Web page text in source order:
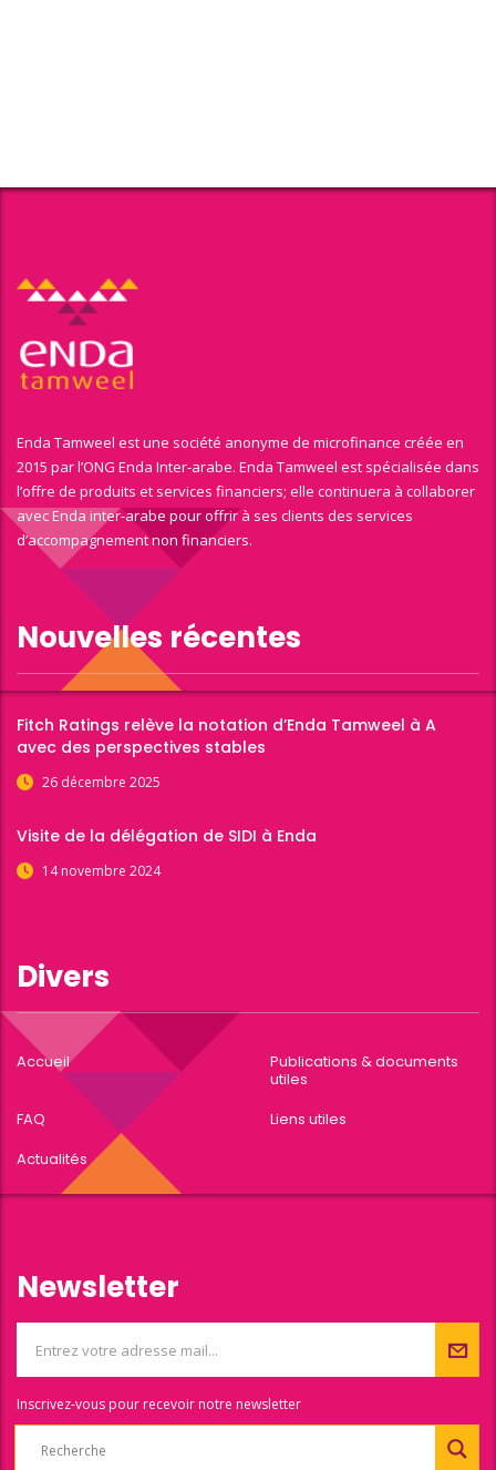
Enda Tamweel est une société anonyme de microfinance créée en
2015 par l’ONG Enda Inter-arabe. Enda Tamweel est spécialisée dans
l’offre de produits et services financiers; elle continuera à collaborer
avec Enda inter-arabe pour offrir à ses clients des services
d’accompagnement non financiers.
Nouvelles récentes
Fitch Ratings relève la notation d’Enda Tamweel à A
avec des perspectives stables
26 décembre 2025
Visite de la délégation de SIDI à Enda
14 novembre 2024
Divers
Accueil
Publications & documents
utiles
FAQ
Liens utiles
Actualités
Newsletter
Inscrivez-vous pour recevoir notre newsletter